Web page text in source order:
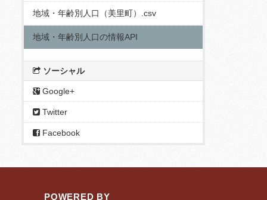
地域・年齢別人口（美里町）.csv
地域・年齢別人口の情報API
ソーシャル
Google+
Twitter
Facebook
POWERED BY